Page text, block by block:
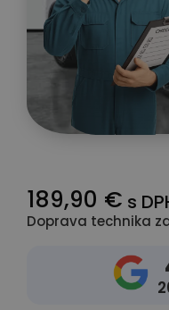
189,90 € s
Doprava technika